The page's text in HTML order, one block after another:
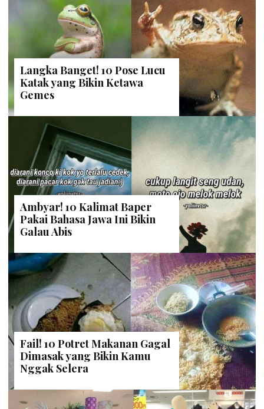
Langka Banget! 10 Pose Lucu
Katak yang Bikin Ketawa
Gemes
Ambyar! 10 Kalimat Baper
Pakai Bahasa Jawa Ini Bikin
Galau Abis
Fail! 10 Potret Makanan Gagal
Dimasak yang Bikin Kamu
Nggak Selera